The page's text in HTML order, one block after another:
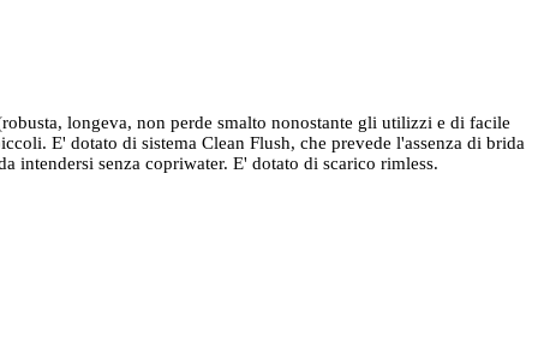
longeva, non perde smalto nonostante gli utilizzi e di facile
E' dotato di sistema Clean Flush, che prevede l'assenza di brida
intendersi senza copriwater. E' dotato di scarico rimless.